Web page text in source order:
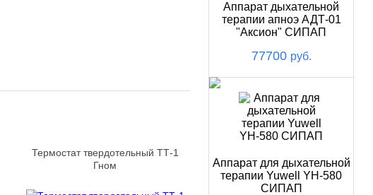
Термостат твердотельный ТТ-1
Гном
Аппарат дыхательной
терапии апноэ АДТ-01
"Аксион" СИПАП
77700 руб.
Аппарат для дыхательной
терапии Yuwell YH-580
СИПАП